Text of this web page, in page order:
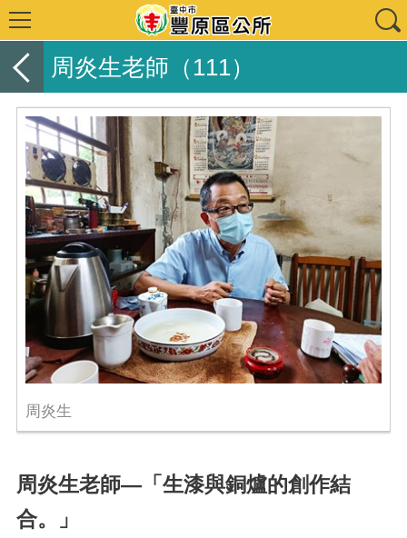
周炎生老師（111）
周炎生
周炎生老師—「生漆與銅爐的創作結
合。」